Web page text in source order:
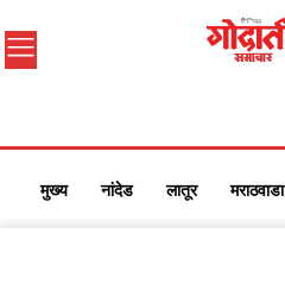
मुख्य नांदेड लातूर मराठवाडा